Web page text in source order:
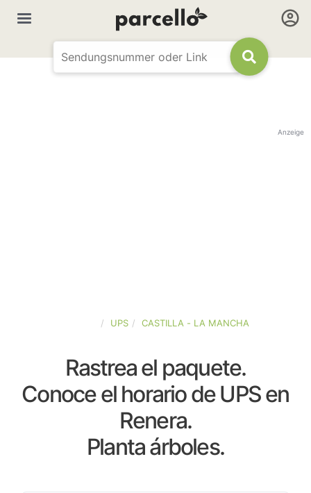
Anzeige
UPS CASTILLA - LA MANCHA
Rastrea el paquete.
Conoce el horario de UPS en
Renera.
Planta árboles.